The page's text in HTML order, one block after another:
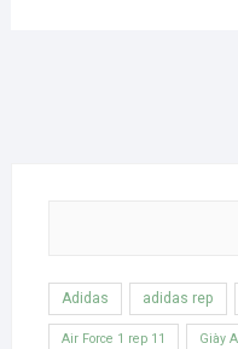
Adidas adidas rep
Air Force 1 rep 11 Giày